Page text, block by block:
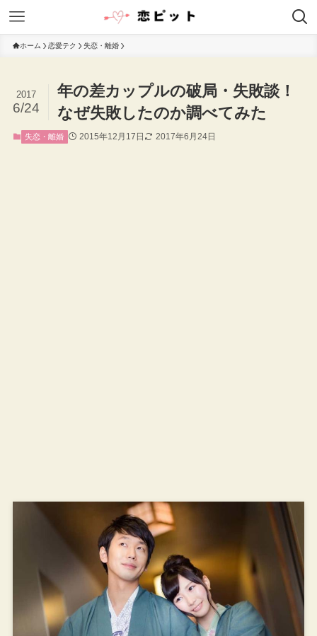
ホーム 恋愛テク 失恋・離婚
年の差カップルの破局・失敗談！
なぜ失敗したのか調べてみた
2017
6/24
失恋・離婚 2015年12月17日 2017年6月24日